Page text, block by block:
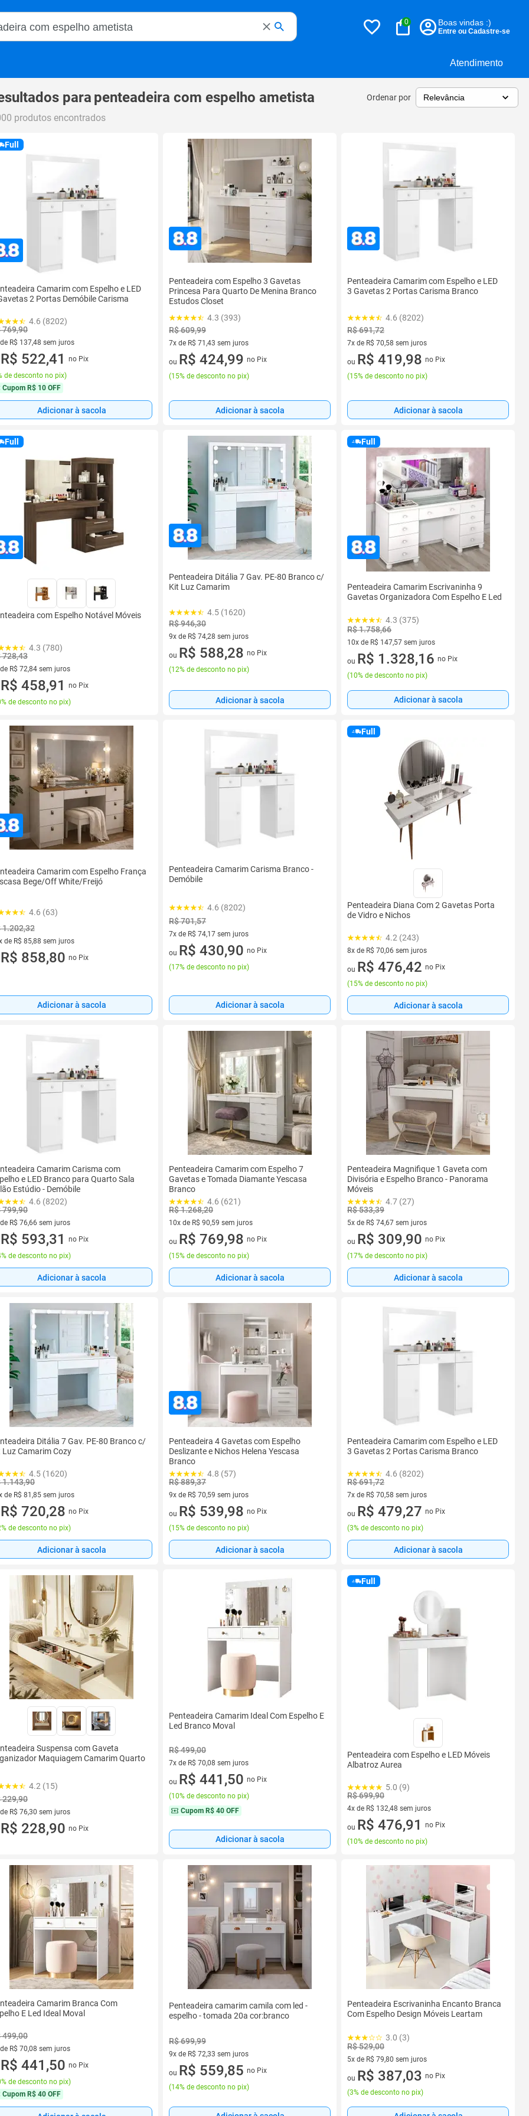
Atendimento
Magalu
0 Boas vindas :)
Entre ou Cadastre-se
para penteadeira com espelho ametista Ordenar por
produtos encontrados
Full
Camarim com Espelho e LED
2 Portas Demóbile Carisma
4.6 (8202)
769,90
R$ 137,48 sem juros
de R$ 137,48 sem juros
R$ 522,41
no Pix
de desconto no pix)
Cupom R$ 10 OFF
Adicionar à sacola
Penteadeira com Espelho 3 Gavetas
Princesa Para Quarto De Menina Branco
Estudos Closet
4.3 (393)
R$ 609,99
7x de R$ 71,43 sem juros
7 vez de R$ 71,43 sem juros
ou R$ 424,99 no Pix
(15% de desconto no pix)
Adicionar à sacola
Penteadeira Camarim com Espelho e LED
3 Gavetas 2 Portas Carisma Branco
4.6 (8202)
R$ 691,72
7x de R$ 70,58 sem juros
7 vez de R$ 70,58 sem juros
ou R$ 419,98 no Pix
(15% de desconto no pix)
Adicionar à sacola
Full
com Espelho Notável Móveis
4.3 (780)
728,43
R$ 72,84 sem juros
de R$ 72,84 sem juros
R$ 458,91
no Pix
de desconto no pix)
Penteadeira Ditália 7 Gav. PE-80 Branco c/
Kit Luz Camarim
4.5 (1620)
R$ 946,30
9x de R$ 74,28 sem juros
9 vez de R$ 74,28 sem juros
ou R$ 588,28 no Pix
(12% de desconto no pix)
Adicionar à sacola
Full
Penteadeira Camarim Escrivaninha 9
Gavetas Organizadora Com Espelho E Led
4.3 (375)
R$ 1.758,66
10x de R$ 147,57 sem juros
10 vez de R$ 147,57 sem juros
ou R$ 1.328,16 no Pix
(10% de desconto no pix)
Adicionar à sacola
Camarim com Espelho França
Bege/Off White/Freijó
4.6 (63)
1.202,32
de R$ 85,88 sem juros
vez de R$ 85,88 sem juros
R$ 858,80 no Pix
Adicionar à sacola
Penteadeira Camarim Carisma Branco -
Demóbile
4.6 (8202)
R$ 701,57
7x de R$ 74,17 sem juros
7 vez de R$ 74,17 sem juros
ou R$ 430,90 no Pix
(17% de desconto no pix)
Adicionar à sacola
Full
Penteadeira Diana Com 2 Gavetas Porta
de Vidro e Nichos
4.2 (243)
8x de R$ 70,06 sem juros
8 vez de R$ 70,06 sem juros
ou R$ 476,42 no Pix
(15% de desconto no pix)
Adicionar à sacola
Camarim Carisma com
e LED Branco para Quarto Sala
Estúdio - Demóbile
4.6 (8202)
799,90
R$ 76,66 sem juros
de R$ 76,66 sem juros
R$ 593,31
no Pix
de desconto no pix)
Adicionar à sacola
Penteadeira Camarim com Espelho 7
Gavetas e Tomada Diamante Yescasa
Branco
4.6 (621)
R$ 1.268,20
10x de R$ 90,59 sem juros
10 vez de R$ 90,59 sem juros
ou R$ 769,98 no Pix
(15% de desconto no pix)
Adicionar à sacola
Penteadeira Magnifique 1 Gaveta com
Divisória e Espelho Branco - Panorama
Móveis
4.7 (27)
R$ 533,39
5x de R$ 74,67 sem juros
5 vez de R$ 74,67 sem juros
ou R$ 309,90 no Pix
(17% de desconto no pix)
Adicionar à sacola
Ditália 7 Gav. PE-80 Branco c/
Luz Camarim Cozy
4.5 (1620)
1.143,90
de R$ 81,85 sem juros
vez de R$ 81,85 sem juros
R$ 720,28 no Pix
de desconto no pix)
Adicionar à sacola
Penteadeira 4 Gavetas com Espelho
Deslizante e Nichos Helena Yescasa
Branco
4.8 (57)
R$ 889,37
9x de R$ 70,59 sem juros
9 vez de R$ 70,59 sem juros
ou R$ 539,98 no Pix
(15% de desconto no pix)
Adicionar à sacola
Penteadeira Camarim com Espelho e LED
3 Gavetas 2 Portas Carisma Branco
4.6 (8202)
R$ 691,72
7x de R$ 70,58 sem juros
7 vez de R$ 70,58 sem juros
ou R$ 479,27 no Pix
(3% de desconto no pix)
Adicionar à sacola
Suspensa com Gaveta
Maquiagem Camarim Quarto
4.2 (15)
229,90
R$ 76,30 sem juros
de R$ 76,30 sem juros
R$ 228,90 no Pix
Penteadeira Camarim Ideal Com Espelho E
Led Branco Moval
R$ 499,00
7x de R$ 70,08 sem juros
7 vez de R$ 70,08 sem juros
ou R$ 441,50 no Pix
(10% de desconto no pix)
Cupom R$ 40 OFF
Adicionar à sacola
Full
Penteadeira com Espelho e LED Móveis
Albatroz Aurea
5.0 (9)
R$ 699,90
4x de R$ 132,48 sem juros
4 vez de R$ 132,48 sem juros
ou R$ 476,91
no Pix
(10% de desconto no pix)
Camarim Branca Com
E Led Ideal Moval
499,00
R$ 70,08 sem juros
de R$ 70,08 sem juros
R$ 441,50 no Pix
de desconto no pix)
Cupom R$ 40 OFF
Penteadeira camarim camila com led -
espelho - tomada 20a cor:branco
R$ 699,99
9x de R$ 72,33 sem juros
9 vez de R$ 72,33 sem juros
ou R$ 559,85 no Pix
(14% de desconto no pix)
Penteadeira Escrivaninha Encanto Branca
Com Espelho Design Móveis Leartam
3.0 (3)
R$ 529,00
5x de R$ 79,80 sem juros
5 vez de R$ 79,80 sem juros
ou R$ 387,03 no Pix
(3% de desconto no pix)